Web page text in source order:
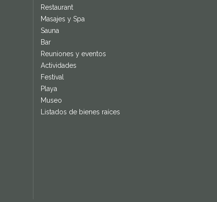
Restaurant
Masajes y Spa
Sauna
Bar
Reuniones y eventos
Actividades
Festival
Playa
Museo
Listados de bienes raíces